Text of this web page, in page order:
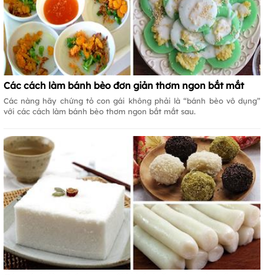
Các cách làm bánh bèo đơn giản thơm ngon bắt mắt
Các nàng hãy chứng tỏ con gái không phải là “bánh bèo vô dụng”
với các cách làm bánh bèo thơm ngon bắt mắt sau.